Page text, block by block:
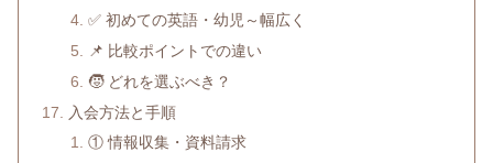
✅ 初めての英語・幼児～幅広く
📌 比較ポイントでの違い
🧒 どれを選ぶべき？
入会方法と手順
① 情報収集・資料請求